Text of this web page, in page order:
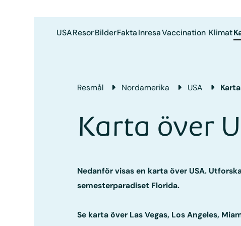
USAResorBilderFaktaInresaVaccination Klimat
Resmål Nordamerika USA Karta
Karta över
Nedanför visas en karta över USA.
semesterparadiset Florida.
Se karta över Las Vegas, Los Angeles,